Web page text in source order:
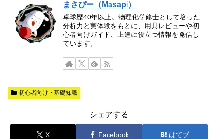
まさぴー（Masapi）
卓球歴40年以上。物理化学修士として培った
分析力と実体験をもとに、用具レビューや初
心者向けガイド、上達に役立つ情報を発信し
ています。
初心者向け・基礎知識
シェアする
X Facebook はてブ